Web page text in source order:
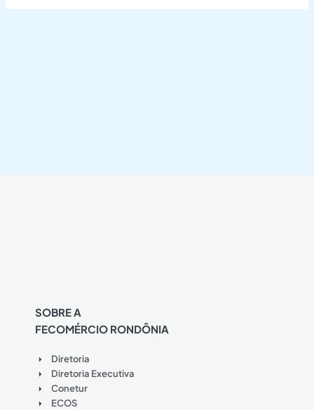
SOBRE A
FECOMÉRCIO RONDÔNIA
Diretoria
Diretoria Executiva
Conetur
ECOS